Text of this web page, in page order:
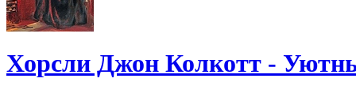
Хорсли Джон Колкотт -